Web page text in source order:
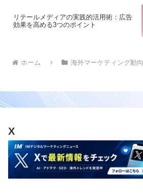
リテールメディアの実践的活用術：広告
効果を高める3つのポイント
ホーム 海外マーケティング動向
X